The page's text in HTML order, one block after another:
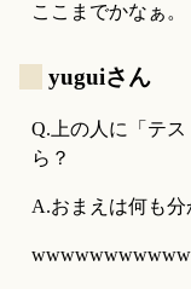
ここまでかなぁ。
yuguiさん
Q.上の人に「テ
ら？
A.おまえは何も分